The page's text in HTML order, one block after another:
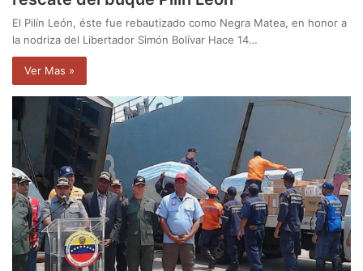
El Pilín León, éste fue rebautizado como Negra Matea, en honor a
la nodriza del Libertador Simón Bolívar Hace 14…
Ver Mas »